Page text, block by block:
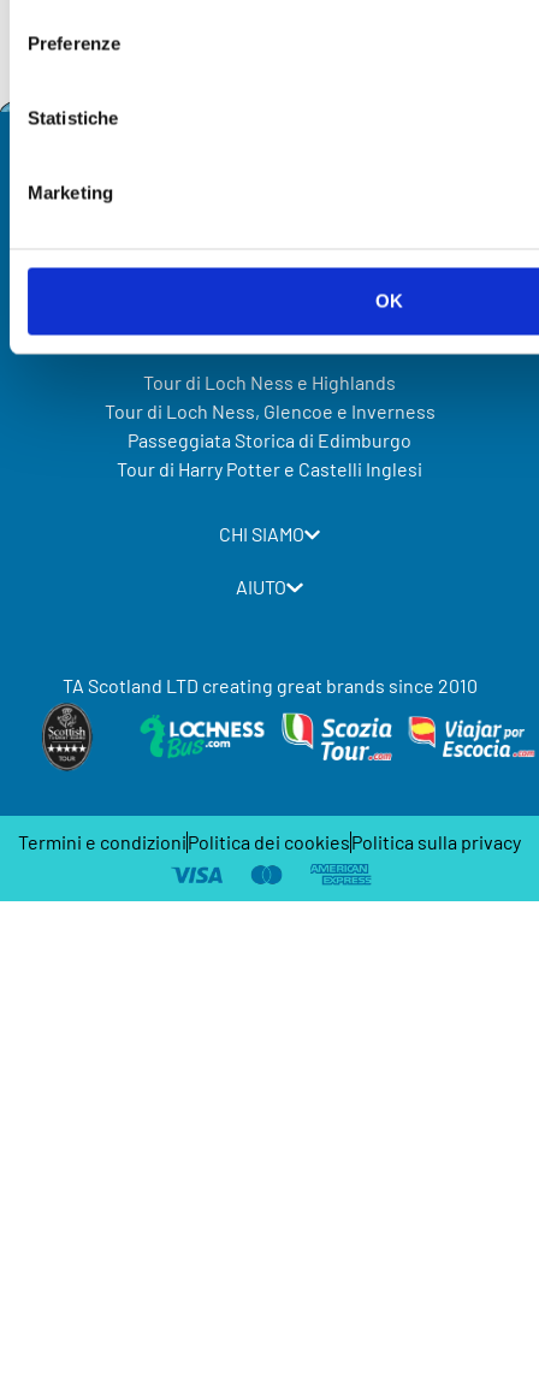
Preferenze
Statistiche
Marketing
OK
Entra a far parte della nostra comunità di avventurieri
Tour di Loch Ness e Highlands
Tour di Loch Ness, Glencoe e Inverness
Passeggiata Storica di Edimburgo
Tour di Harry Potter e Castelli Inglesi
CHI SIAMO
AIUTO
TA Scotland LTD creating great brands since 2010
Termini e condizioniPolitica dei cookiesPolitica sulla privacy